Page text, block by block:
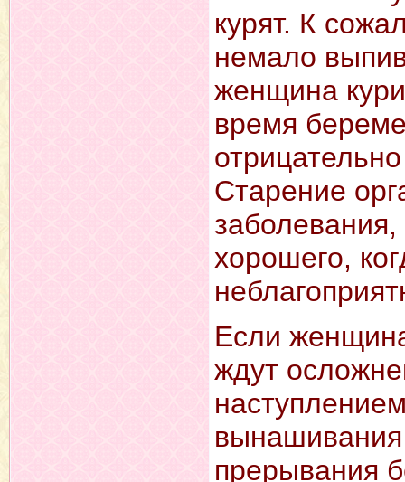
курят. К
немало
женщина
время
Старение
хорошего,
Если
ждут
прерывания